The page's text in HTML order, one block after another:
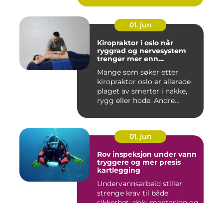
01. jun
Kiropraktor i oslo når
ryggrad og nervesystem
trenger mer enn
Mange som søker etter
kiropraktor oslo er allerede
plaget av smerter i nakke,
rygg eller hode. Andre...
01. jun
Rov inspeksjon under vann
tryggere og mer presis
kartlegging
Undervannsarbeid stiller
strenge krav til både